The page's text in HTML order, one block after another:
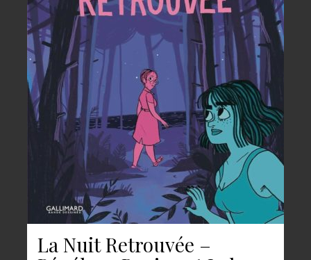
La Nuit Retrouvée –